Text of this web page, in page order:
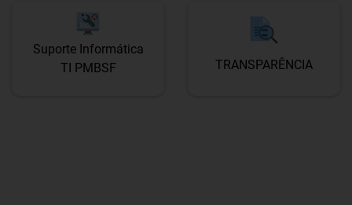
Suporte Informática
TI PMBSF
TRANSPARÊNCIA